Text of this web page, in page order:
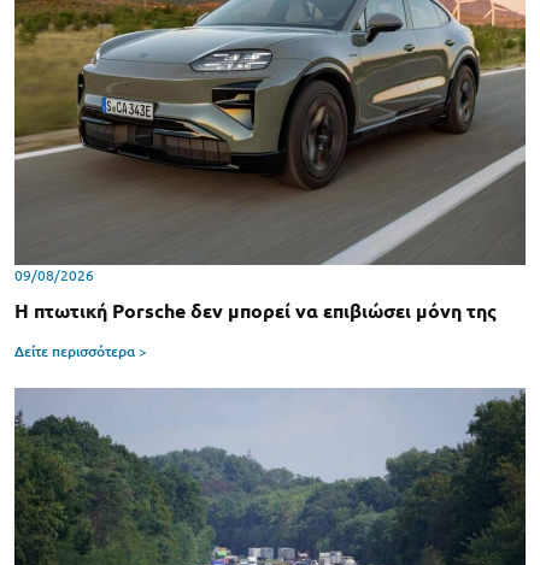
09/08/2026
Η πτωτική Porsche δεν μπορεί να επιβιώσει μόνη της
Δείτε περισσότερα >